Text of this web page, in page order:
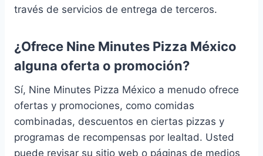
través de servicios de entrega de terceros.
¿Ofrece Nine Minutes Pizza México
alguna oferta o promoción?
Sí, Nine Minutes Pizza México a menudo ofrece
ofertas y promociones, como comidas
combinadas, descuentos en ciertas pizzas y
programas de recompensas por lealtad. Usted
puede revisar su sitio web o páginas de medios